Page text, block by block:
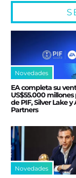
Novedades
EA completa su
US$55.000
de PIF, Silver Lake y
Partners
Novedades